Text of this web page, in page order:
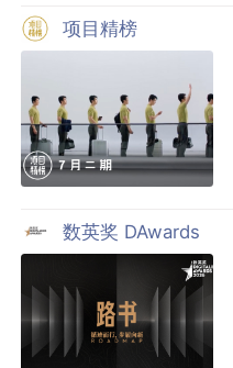
项目精榜
数英奖 DAwards